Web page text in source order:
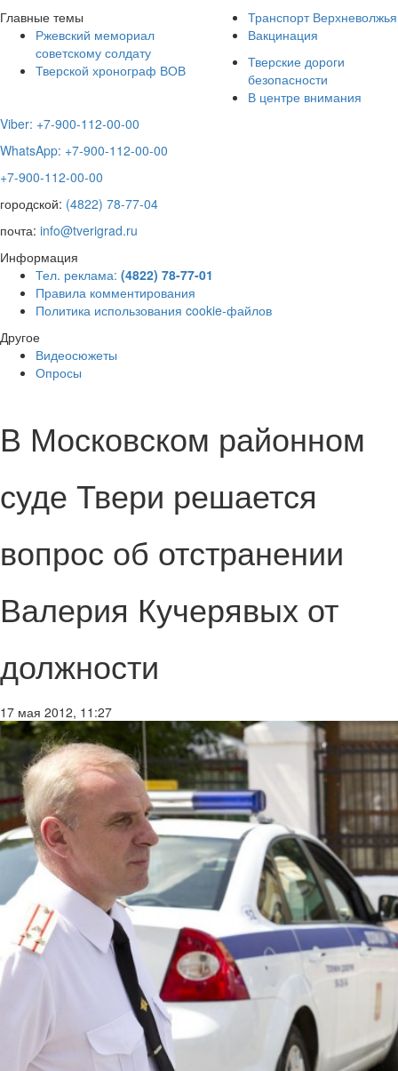
Главные темы
Ржевский мемориал
советскому солдату
Тверской хронограф ВОВ
Транспорт Верхневолжья
Вакцинация
Тверские дороги
безопасности
В центре внимания
Viber: +7-900-112-00-00
WhatsApp: +7-900-112-00-00
+7-900-112-00-00
городской: (4822) 78-77-04
почта: info@tverigrad.ru
Информация
Тел. реклама: (4822) 78-77-01
Правила комментирования
Политика использования cookie-файлов
Другое
Видеосюжеты
Опросы
В Московском районном
суде Твери решается
вопрос об отстранении
Валерия Кучерявых от
должности
17 мая 2012, 11:27